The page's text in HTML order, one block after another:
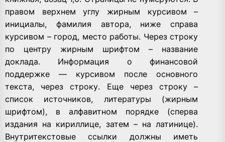
правом верхнем углу жирным курсивом –
инициалы, фамилия автора, ниже справа
курсивом – город, место работы. Через строку
по центру жирным шрифтом – название
доклада. Информация о финансовой
поддержке — курсивом после основного
текста, через строку. Еще через строку –
список источников, литературы (жирным
шрифтом), в алфавитном порядке (сперва
издания на кириллице, затем – на латинице).
Внутритекстовые ссылки должны иметь